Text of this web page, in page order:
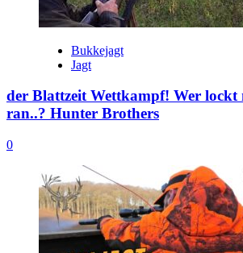
Bukkejagt
Jagt
der Blattzeit Wettkampf! Wer lockt
ran..? Hunter Brothers
0